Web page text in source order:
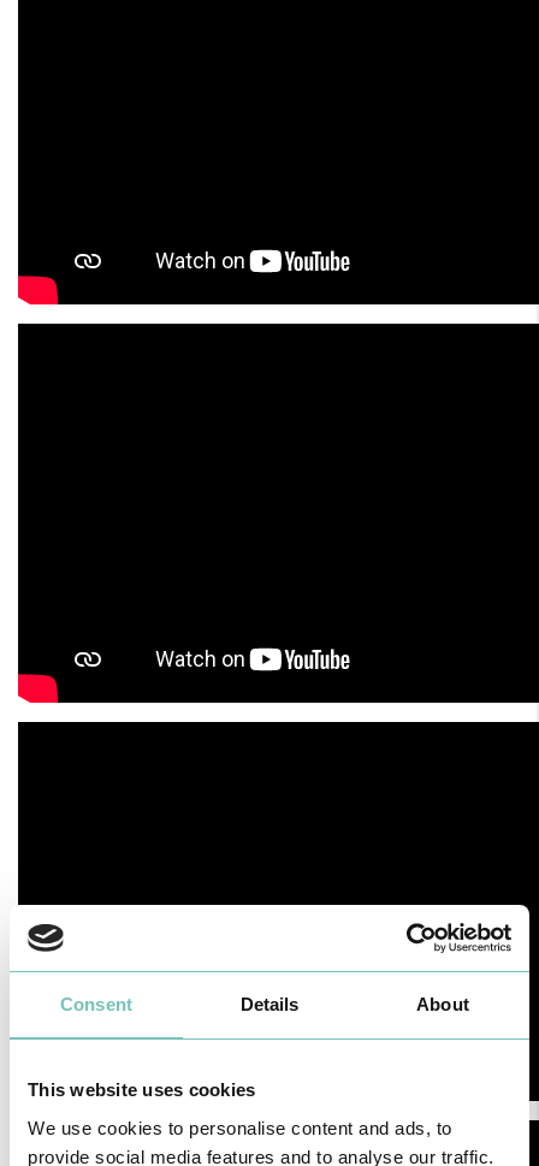
Consent Details About
This website uses cookies
We use cookies to personalise content and ads, to
provide social media features and to analyse our traffic.